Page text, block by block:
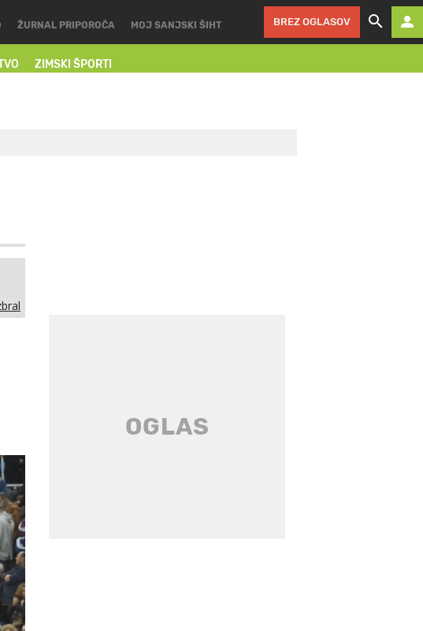
ZIMSKI ŠPORTI
ŽURNAL PRIPOROČA MOJ SANJSKI ŠIHT BREZ OGLASOV